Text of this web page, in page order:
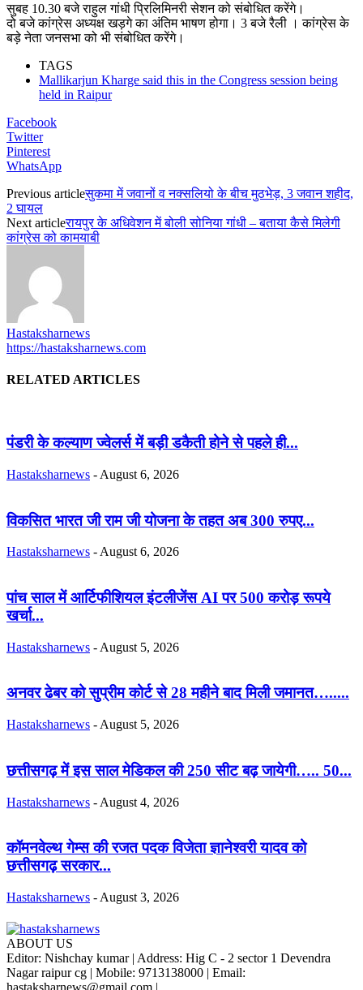
सुबह 10.30 बजे राहुल गांधी प्रिलिमिनरी सेशन को संबोधित करेंगे।
दो बजे कांग्रेस अध्यक्ष खड़गे का अंतिम भाषण होगा। 3 बजे रैली । कांग्रेस के
बड़े नेता जनसभा को भी संबोधित करेंगे।
TAGS
Mallikarjun Kharge said this in the Congress session being
held in Raipur
Facebook
Twitter
Pinterest
WhatsApp
Previous articleसुकमा में जवानों व नक्सलियो के बीच मुठभेड़, 3 जवान शहीद,
2 घायल
Next articleरायपुर के अधिवेशन में बोली सोनिया गांधी – बताया कैसे मिलेगी
कांग्रेस को कामयाबी
Hastaksharnews
https://hastaksharnews.com
RELATED ARTICLES
पंडरी के कल्याण ज्वेलर्स में बड़ी डकैती होने से पहले ही...
Hastaksharnews - August 6, 2026
विकसित भारत जी राम जी योजना के तहत अब 300 रुपए...
Hastaksharnews - August 6, 2026
पांच साल में आर्टिफीशियल इंटलीजेंस AI पर 500 करोड़ रूपये
खर्चा...
Hastaksharnews - August 5, 2026
अनवर ढेबर को सुप्रीम कोर्ट से 28 महीने बाद मिली जमानत….....
Hastaksharnews - August 5, 2026
छत्तीसगढ़ में इस साल मेडिकल की 250 सीट बढ़ जायेगी….. 50...
Hastaksharnews - August 4, 2026
कॉमनवेल्थ गेम्स की रजत पदक विजेता ज्ञानेश्वरी यादव को
छत्तीसगढ़ सरकार...
Hastaksharnews - August 3, 2026
ABOUT US
Editor: Nishchay kumar | Address: Hig C - 2 sector 1 Devendra
Nagar raipur cg | Mobile: 9713138000 | Email: